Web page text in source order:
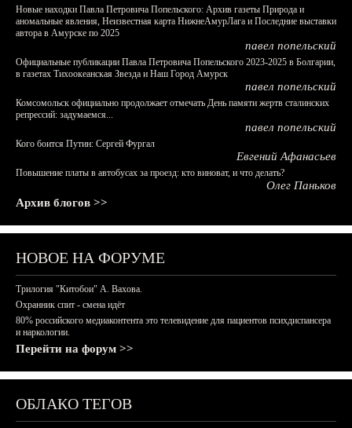
Новые находки Павла Петровича Попельского: Архив газеты Природа и
аномальные явления, Неизвестная карта НижнеАмурЛага и Последние выставки
автора в Амурске по 2025
павел попельский
Официальные публикации Павла Петровича Попельского 2023-2025 в Болгарии,
в газетах Тихоокеанская Звезда и Наш Город Амурск
павел попельский
Комсомольск официально продолжает отмечать День памяти жертв сталинских
репрессий: задумаемся...
павел попельский
Кого боится Путин: Сергей Фургал
Евгений Афанасьев
Повышение платы в автобусах за проезд: кто виноват, и что делать?
Олег Паньков
Архив блогов >>
НОВОЕ НА ФОРУМЕ
Трилогия "Китобои" А. Вахова.
Охранник спит - смена идёт
80% российского медиаконтента это телевидение для пациентов психдиспансера
и наркологии.
Перейти на форум >>
ОБЛАКО ТЕГОВ